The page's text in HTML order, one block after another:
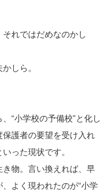
れではだめなのかし
しら。
“小学校の予備校”と化し
護者の要望を受け入れ
った現状です。
物。言い換えれば、早
よく現われたのが“小学